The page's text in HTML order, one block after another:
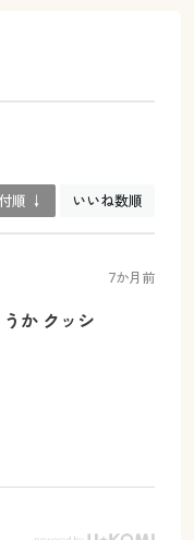
順 ↓ いいね数順
7か月前
か クッシ